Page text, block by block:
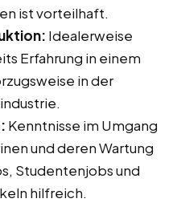
ist vorteilhaft.
Idealerweise
Erfahrung in einem
in der
Kenntnisse im Umgang
und deren Wartung
Studentenjobs und
hilfreich.